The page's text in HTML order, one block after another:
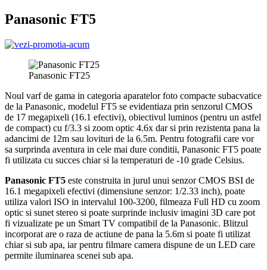
Panasonic FT5
Panasonic FT25
Noul varf de gama in categoria aparatelor foto compacte subacvatice
de la Panasonic, modelul FT5 se evidentiaza prin senzorul CMOS
de 17 megapixeli (16.1 efectivi), obiectivul luminos (pentru un astfel
de compact) cu f/3.3 si zoom optic 4.6x dar si prin rezistenta pana la
adancimi de 12m sau lovituri de la 6.5m. Pentru fotografii care vor
sa surprinda aventura in cele mai dure conditii, Panasonic FT5 poate
fi utilizata cu succes chiar si la temperaturi de -10 grade Celsius.
Panasonic FT5 este construita in jurul unui senzor CMOS BSI de
16.1 megapixeli efectivi (dimensiune senzor: 1/2.33 inch), poate
utiliza valori ISO in intervalul 100-3200, filmeaza Full HD cu zoom
optic si sunet stereo si poate surprinde inclusiv imagini 3D care pot
fi vizualizate pe un Smart TV compatibil de la Panasonic. Blitzul
incorporat are o raza de actiune de pana la 5.6m si poate fi utilizat
chiar si sub apa, iar pentru filmare camera dispune de un LED care
permite iluminarea scenei sub apa.